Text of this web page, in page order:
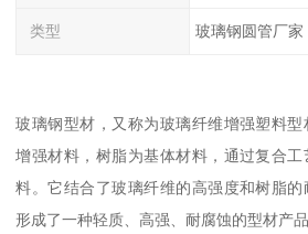
类型 玻璃钢圆管厂家
玻璃钢型材，又称为玻璃纤维增强塑料
增强材料，树脂为基体材料，通过复合
料。它结合了玻璃纤维的高强度和树脂的
形成了一种轻质、高强、耐腐蚀的型材产品